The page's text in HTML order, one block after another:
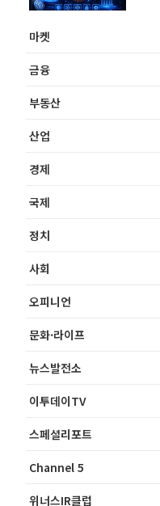
마켓
금융
부동산
산업
경제
국제
정치
사회
오피니언
문화·라이프
뉴스발전소
이투데이TV
스페셜리포트
Channel 5
위너스IR클럽